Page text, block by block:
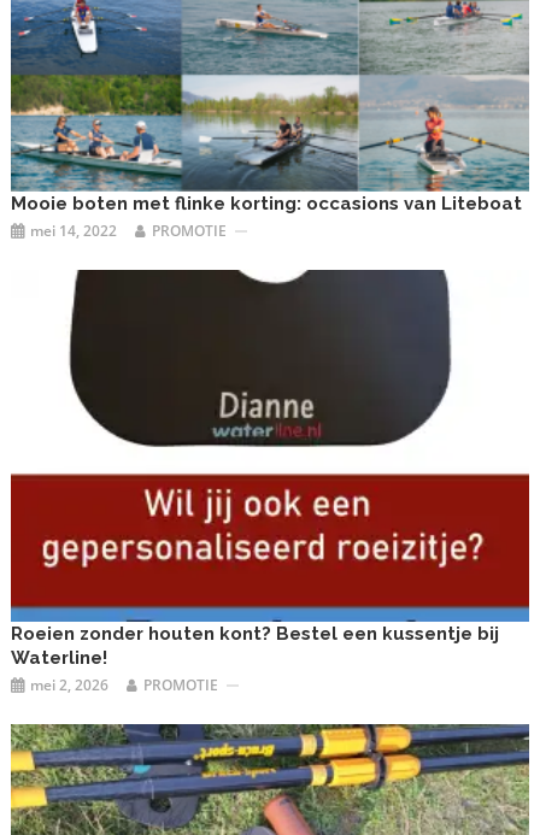
Mooie boten met flinke korting: occasions van Liteboat
mei 14, 2022 PROMOTIE
Roeien zonder houten kont? Bestel een kussentje bij
Waterline!
mei 2, 2026 PROMOTIE